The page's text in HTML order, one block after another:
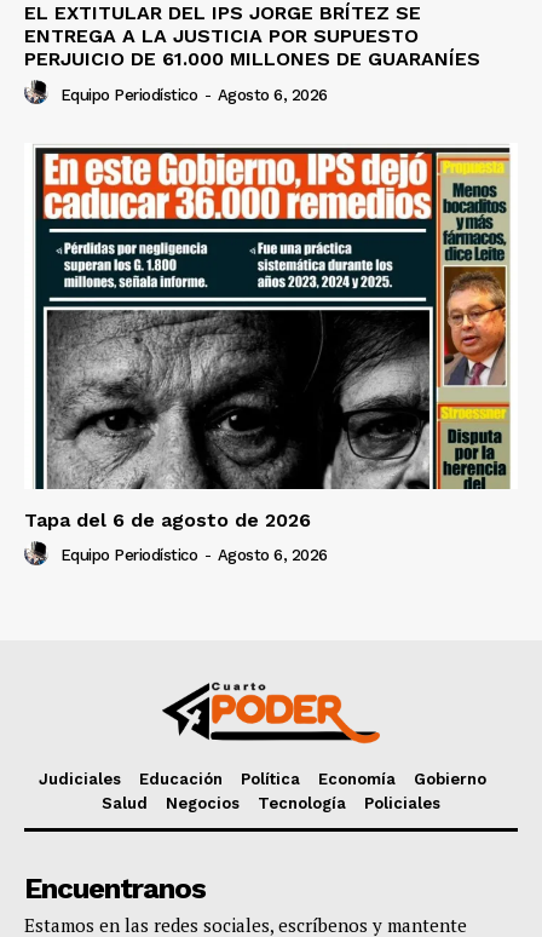
EL EXTITULAR DEL IPS JORGE BRÍTEZ SE
ENTREGA A LA JUSTICIA POR SUPUESTO
PERJUICIO DE 61.000 MILLONES DE GUARANÍES
Equipo Periodístico - Agosto 6, 2026
Tapa del 6 de agosto de 2026
Equipo Periodístico - Agosto 6, 2026
Judiciales Educación Política Economía
Gobierno
Salud
Negocios Tecnología Policiales
Encuentranos
Estamos en las redes sociales, escríbenos y mantente